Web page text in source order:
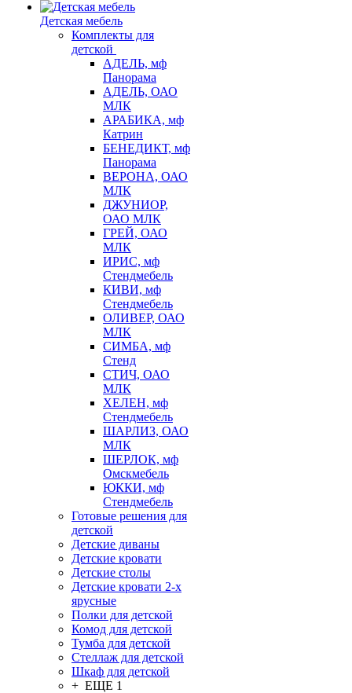
Детская мебель
Комплекты для
детской
АДЕЛЬ, мф
Панорама
АДЕЛЬ, ОАО
МЛК
АРАБИКА, мф
Катрин
БЕНЕДИКТ, мф
Панорама
ВЕРОНА, ОАО
МЛК
ДЖУНИОР,
ОАО МЛК
ГРЕЙ, ОАО
МЛК
ИРИС, мф
Стендмебель
КИВИ, мф
Стендмебель
ОЛИВЕР, ОАО
МЛК
СИМБА, мф
Стенд
СТИЧ, ОАО
МЛК
ХЕЛЕН, мф
Стендмебель
ШАРЛИЗ, ОАО
МЛК
ШЕРЛОК, мф
Омскмебель
ЮККИ, мф
Стендмебель
Готовые решения для
детской
Детские диваны
Детские кровати
Детские столы
Детские кровати 2-х
ярусные
Полки для детской
Комод для детской
Тумба для детской
Стеллаж для детской
Шкаф для детской
+ ЕЩЕ 1